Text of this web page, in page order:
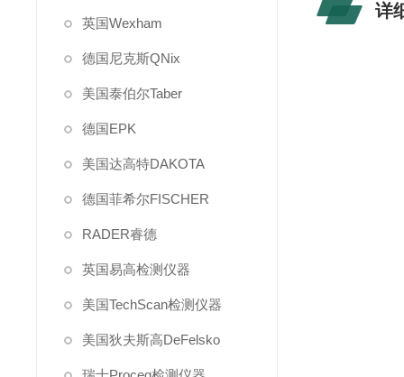
英国Wexham
德国尼克斯QNix
美国泰伯尔Taber
德国EPK
美国达高特DAKOTA
德国菲希尔FISCHER
RADER睿德
英国易高检测仪器
美国TechScan检测仪器
美国狄夫斯高DeFelsko
详